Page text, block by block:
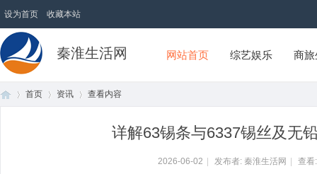
设为首页 收藏本站
秦淮生活网 网站首页 综艺娱乐 商
首页 资讯 查看内容
详解63锡条与6337锡丝及无
2026-06-02 发布者: 秦淮生活网 查